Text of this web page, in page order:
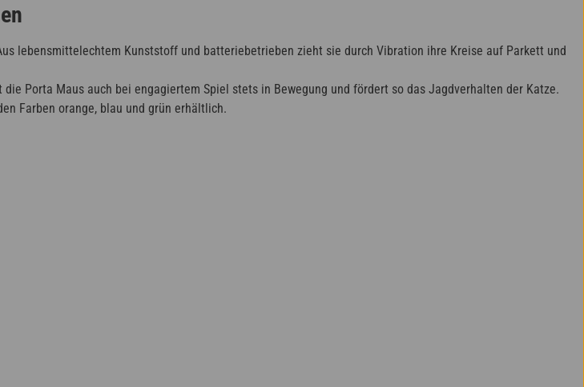
lebensmittelechtem Kunststoff und batteriebetrieben zieht sie durch Vibration ihre Kreise auf Parkett und
Porta Maus auch bei engagiertem Spiel stets in Bewegung und fördert so das Jagdverhalten der Katze.
Farben orange, blau und grün erhältlich.